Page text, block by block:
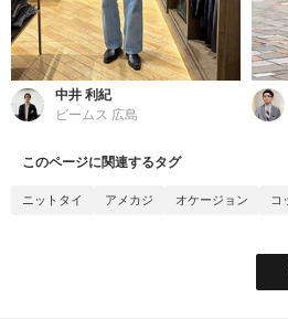
中井 利紀
ビームス 広島
このページに関連するタグ
ニットタイ アメカジ オケージョン コ